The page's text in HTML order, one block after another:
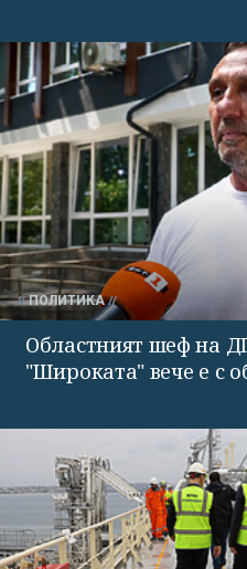
ПОЛИТИКА
Областният шеф на
"Широката" вече е с